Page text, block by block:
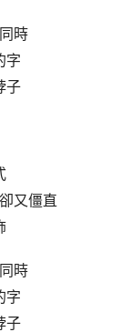
時
字
子
又僵直
時
字
子